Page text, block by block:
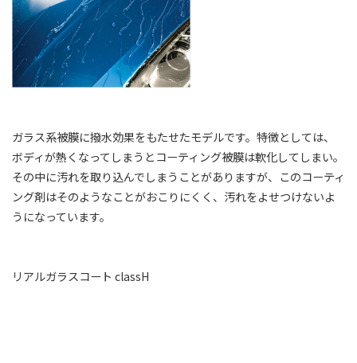
ガラス系被膜に撥水効果をもたせたモデルです。特徴としては、
ボディが熱くなってしまうとコーティング被膜は軟化してしまい。
その中に汚れを取り込んでしまうことがありますが、このコーティ
ング剤はそのようなことがおこりにくく、汚れをよせつけないよ
うになっています。
リアルガラスコート classH